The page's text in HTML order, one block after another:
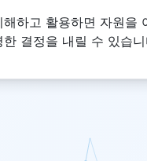
하고 활용하면 자원을
결정을 내릴 수 있습니